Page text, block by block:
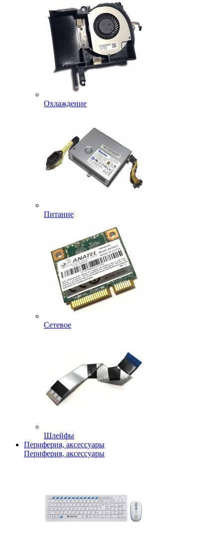
Охлаждение
Питание
Сетевое
Шлейфы
Периферия, аксессуары
Периферия, аксессуары